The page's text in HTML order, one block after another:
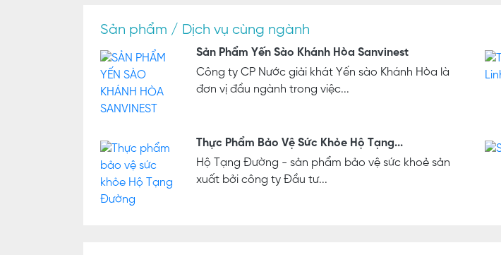
Sản phẩm / Dịch vụ cùng ngành
Sản Phẩm Yến Sào Khánh Hòa Sanvinest
Công ty CP Nước giải khát Yến sào Khánh Hòa là
đơn vị đầu ngành trong việc...
Thực Phẩm Bảo Vệ Sức Khỏe Hộ Tạng...
Hộ Tạng Đường - sản phẩm bảo vệ sức khoẻ sản
xuất bởi công ty Đầu tư...